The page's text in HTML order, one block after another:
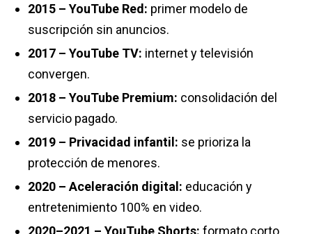
2015 – YouTube Red: primer modelo de
suscripción sin anuncios.
2017 – YouTube TV: internet y televisión
convergen.
2018 – YouTube Premium: consolidación del
servicio pagado.
2019 – Privacidad infantil: se prioriza la
protección de menores.
2020 – Aceleración digital: educación y
entretenimiento 100% en video.
2020–2021 – YouTube Shorts: formato corto